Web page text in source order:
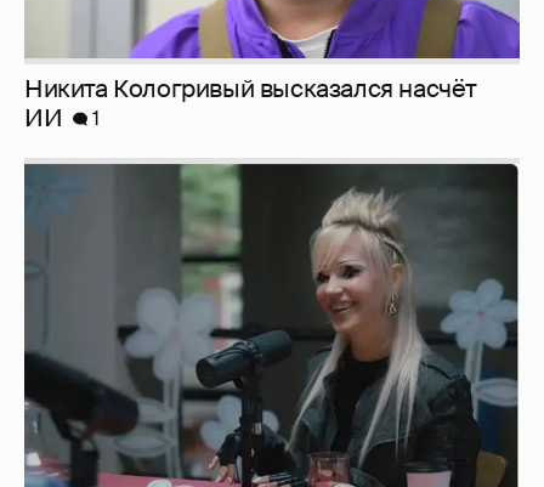
Певица Глюкоза рассказала о съёмках для
эротического журнала
3